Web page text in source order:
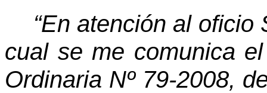
“En atención al
cual se me comunica
Ordinaria Nº 79-2008,